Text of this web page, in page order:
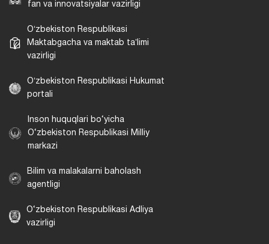
fan va innovatsiyalar vazirligi
Oʻzbekiston Respublikasi
Maktabgacha va maktab taʼlimi
vazirligi
Oʻzbekiston Respublikasi Hukumat
portali
Inson huquqlari bo‘yicha
O‘zbekiston Respublikasi Milliy
markazi
Bilim va malakalarni baholash
agentligi
O‘zbekiston Respublikasi Adliya
vazirligi